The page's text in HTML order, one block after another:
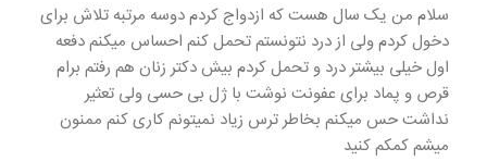
سلام من یک سال هست که ازدواج کردم دوسه مرتبه تلاش برای
دخول کردم ولی از درد نتونستم تحمل کنم احساس میکنم دفعه
اول خیلی بیشتر درد و تحمل کردم بیش دکتر زنان هم رفتم برام
قرص و پماد برای عفونت نوشت با ژل بی حسی ولی تعثیر
نداشت حس میکنم بخاطر ترس زیاد نمیتونم کاری کنم ممنون
میشم کمکم کنید